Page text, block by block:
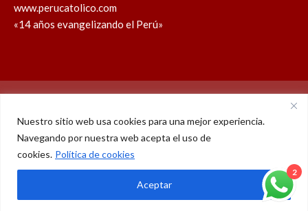
Nuestro sitio web usa cookies para una mejor experiencia.
Navegando por nuestra web acepta el uso de
cookies. Política de cookies
Aceptar
www.perucatolico.com
«14 años evangelizando el Perú»
Política de cookies Política de privacidad
WhatsAppFacebookYoutubeInstagram
X
© Derechos reservados 2026 – Perú Católico | 14 años
evangelizando el Perú
2